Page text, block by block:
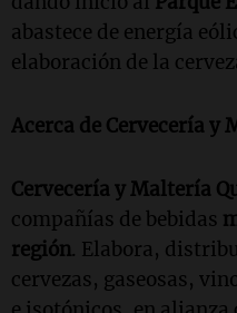
abastece de energía
elaboración de la
Acerca de Cervecería y
Cervecería y Maltería
compañías de bebidas
región. Elabora,
cervezas, gaseosas,